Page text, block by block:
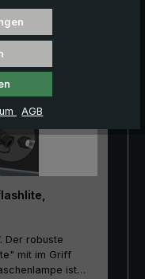
Der robuste
mit im Griff
ist
AGB